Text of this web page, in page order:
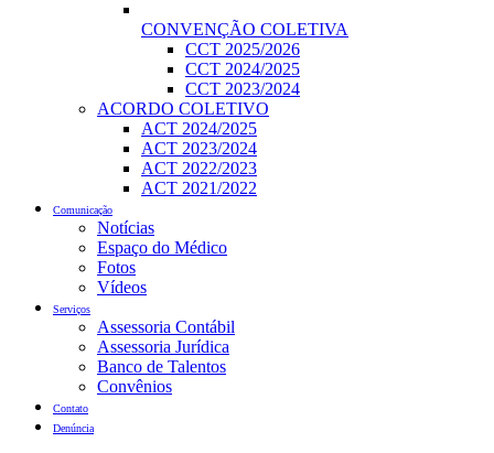
CONVENÇÃO COLETIVA
CCT 2025/2026
CCT 2024/2025
CCT 2023/2024
ACORDO COLETIVO
ACT 2024/2025
ACT 2023/2024
ACT 2022/2023
ACT 2021/2022
Comunicação
Notícias
Espaço do Médico
Fotos
Vídeos
Serviços
Assessoria Contábil
Assessoria Jurídica
Banco de Talentos
Convênios
Contato
Denúncia